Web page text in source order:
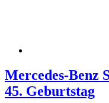
Mercedes-Benz
45. Geburtstag